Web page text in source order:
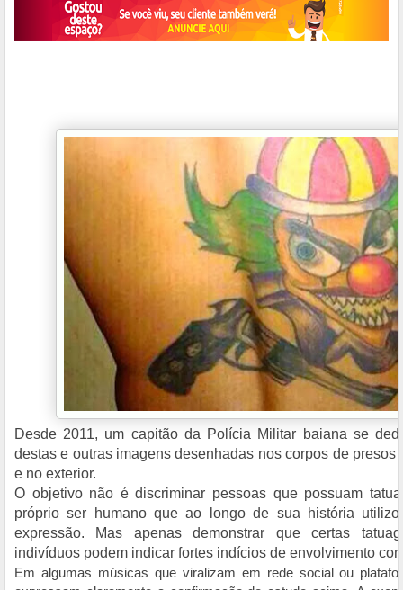
Desde 2011, um capitão da Polícia Militar baiana se
destas e outras imagens desenhadas nos corpos de
e no exterior.
O objetivo não é discriminar pessoas que possuam
próprio ser humano que ao longo de sua história
expressão. Mas apenas demonstrar que certas
indivíduos podem indicar fortes indícios de envolvimento
Em algumas músicas que viralizam em rede social ou